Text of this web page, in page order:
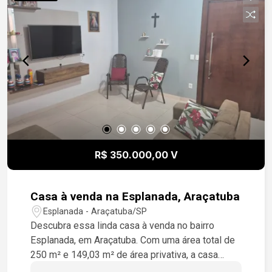
R$ 350.000,00 V
Casa à venda na Esplanada, Araçatuba
Esplanada - Araçatuba/SP
Descubra essa linda casa à venda no bairro
Esplanada, em Araçatuba. Com uma área total de
250 m² e 149,03 m² de área privativa, a casa